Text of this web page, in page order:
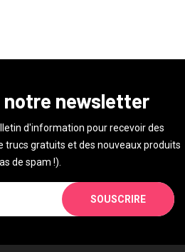
notre newsletter
d'information pour recevoir des
trucs gratuits et des nouveaux produits
de spam !).
SOUSCRIRE